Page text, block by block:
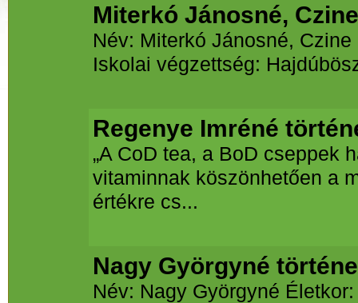
Miterkó Jánosné,
Név: Miterkó Jánosné,
Iskolai végzettség:
Regenye Imréné
„A CoD tea, a BoD cseppek
vitaminnak köszönhetően a
értékre cs...
Nagy Györgyné
Név: Nagy Györgyné